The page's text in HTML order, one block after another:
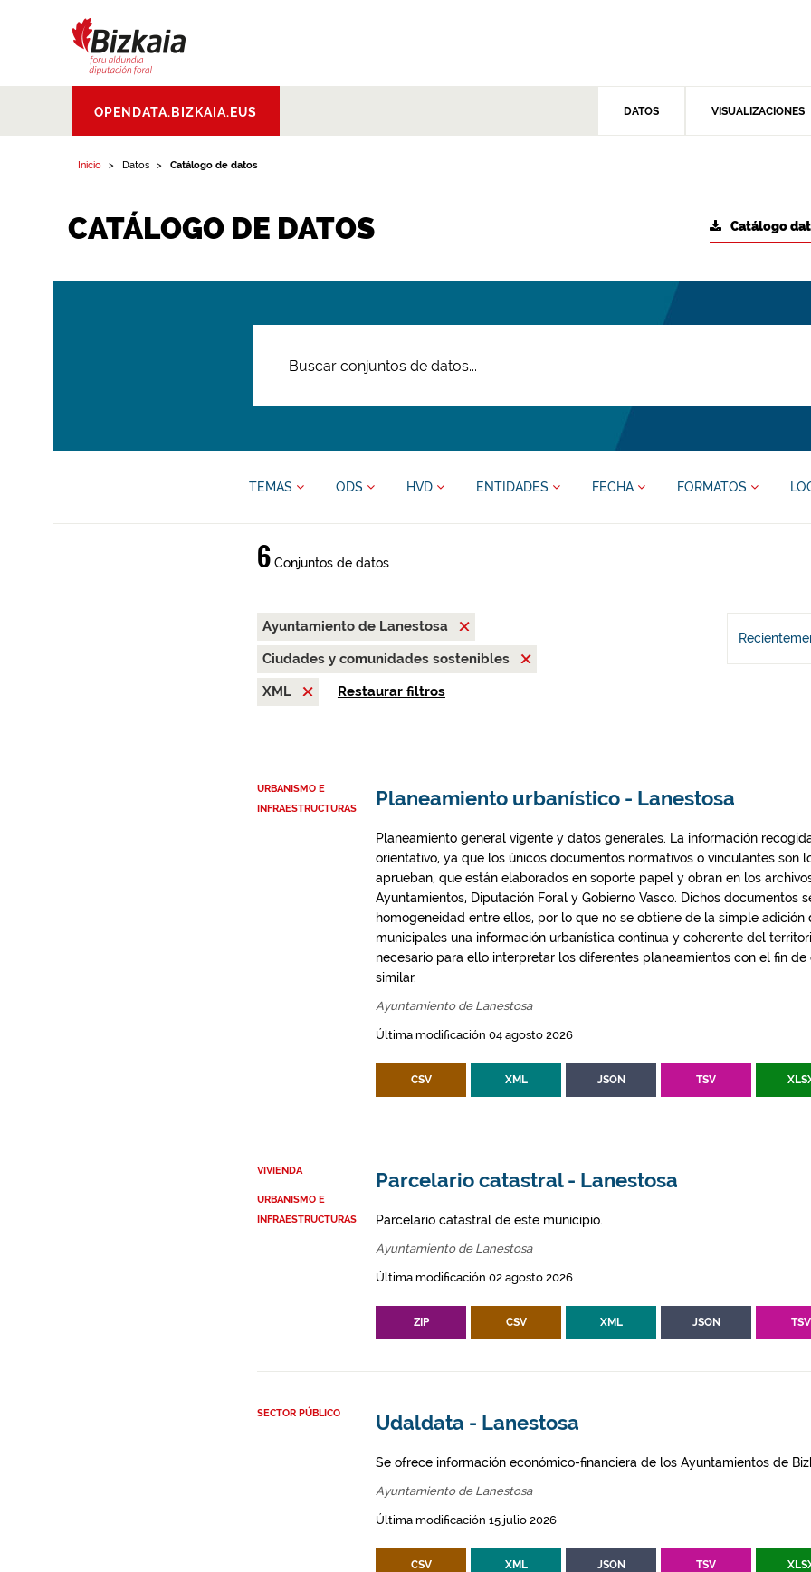
Aldundia.Diputacion
Foral de Bizkaia
OPENDATA.BIZKAIA.EUS DATOS VISUALIZACIONES
Inicio Datos Catálogo de datos
CATÁLOGO DE DATOS Catálogo
TEMAS ODS HVD ENTIDADES FECHA FORMATOS
6Conjuntos de datos
Ayuntamiento de Lanestosa
Ciudades y comunidades sostenibles
XML
Restaurar filtros
URBANISMO E
INFRAESTRUCTURAS
Planeamiento urbanístico - Lanestosa
Planeamiento general vigente y datos generales. La información
orientativo, ya que los únicos documentos normativos o vinculantes son
aprueban, que están elaborados en soporte papel y obran en los
Ayuntamientos, Diputación Foral y Gobierno Vasco. Dichos documentos
homogeneidad entre ellos, por lo que no se obtiene de la simple adición
municipales una información urbanística continua y coherente del
necesario para ello interpretar los diferentes planeamientos con el fin
similar.
Ayuntamiento de Lanestosa
Última modificación 04 agosto 2026
CSV XML JSON TSV
VIVIENDA
URBANISMO E
INFRAESTRUCTURAS
Parcelario catastral - Lanestosa
Parcelario catastral de este municipio.
Ayuntamiento de Lanestosa
Última modificación 02 agosto 2026
ZIP CSV XML JSON TSV
SECTOR PÚBLICO Udaldata - Lanestosa
Se ofrece información económico-financiera de los Ayuntamientos de
Ayuntamiento de Lanestosa
Última modificación 15 julio 2026
CSV XML JSON TSV